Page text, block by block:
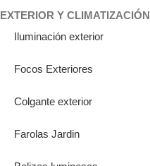
EXTERIOR Y CLIMATIZACIÓN
Iluminación exterior
Focos Exteriores
Colgante exterior
Farolas Jardin